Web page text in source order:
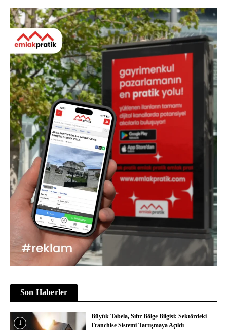
Son Haberler
1
Büyük Tabela, Sıfır Bölge Bilgisi: Sektördeki
Franchise Sistemi Tartışmaya Açıldı